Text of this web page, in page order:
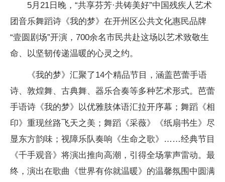
5月21日晚，“共享芬芳·共铸美好”中国残疾人艺术
团音乐舞蹈诗《我的梦》在开州区公共文化惠民品牌
“壹圆剧场”开演，700余名市民共赴这场以艺术致敬生
命、以坚韧传递温暖的心灵之约。
《我的梦》汇聚了14个精品节目，涵盖芭蕾手语
诗、敦煌舞、古典舞、器乐合奏等多种艺术形式。芭蕾
手语诗《我的梦》以优雅肢体语汇拉开序幕；舞蹈《相
印》重现丝路飞天之美；舞蹈《采薇》《纸扇书生》尽
显东方韵味；视障乐队奏响《生命之歌》……经典节目
《千手观音》将演出推向高潮，引得全场掌声雷动。最
终，演出在歌曲《世界有你就温暖》的温馨氛围中圆满